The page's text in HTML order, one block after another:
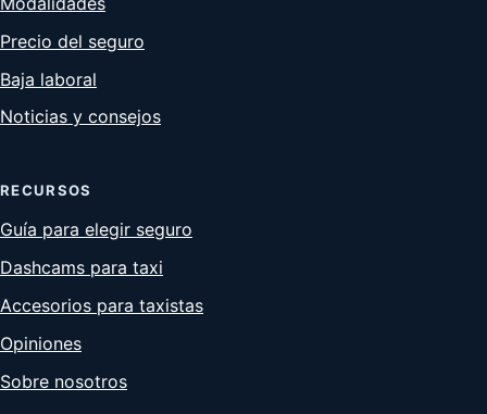
Precio del seguro
Baja laboral
Noticias y consejos
RECURSOS
Guía para elegir seguro
Dashcams para taxi
Accesorios para taxistas
Opiniones
Sobre nosotros